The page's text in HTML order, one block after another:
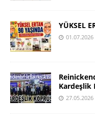
YÜKSEL
01.07.2026
Kardeşlik
27.05.2026